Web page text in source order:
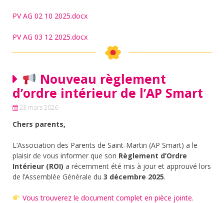
PV AG 02 10 2025.docx
PV AG 03 12 2025.docx
Nouveau règlement
d’ordre intérieur de l’AP Smart
23 mars 2026
Chers parents,
L’Association des Parents de Saint-Martin (AP Smart) a le
plaisir de vous informer que son Règlement d’Ordre
Intérieur (ROI) a récemment été mis à jour et approuvé lors
de l’Assemblée Générale du 3 décembre 2025.
Vous trouverez le document complet en pièce jointe.